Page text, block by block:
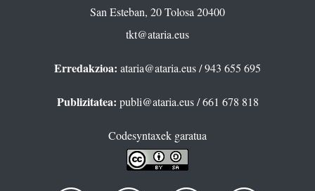
San Esteban, 20 Tolosa 20400
tkt@ataria.eus
Erredakzioa: ataria@ataria.eus/ 943 655 695
Publizitatea: publi@ataria.eus/ 661 678 818
Codesyntaxek garatua